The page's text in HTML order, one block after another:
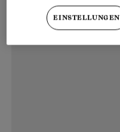
EINSTELLUNGEN